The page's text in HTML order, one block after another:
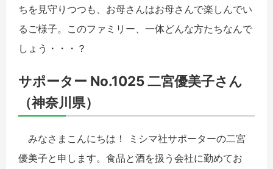
ちを見守りつつも、お母さんはお母さんで楽しんでい
るご様子。このファミリー、一体どんな方たちなんで
しょう・・・？
サポーター No.1025 二宮優美子さん
（神奈川県）
みなさまこんにちは！ ミシマ社サポーターの二宮
優美子と申します。食品と酒を扱う会社に勤めてお